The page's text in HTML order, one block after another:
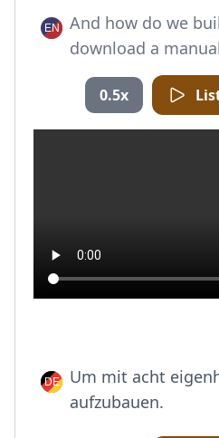
And how do we
download a
0.5x
Um mit acht
aufzubauen.